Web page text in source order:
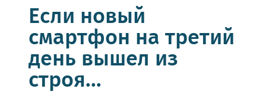
Если новый
смартфон на третий
день вышел из
строя...